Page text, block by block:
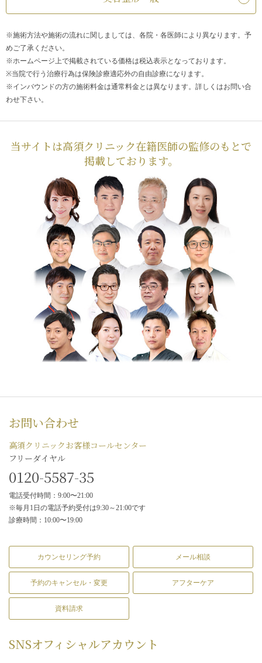
※施術方法や施術の流れに関しましては、各院・各医師により異なります。予
めご了承ください。
※ホームページ上で掲載されている価格は税込表示となっております。
※当院で行う治療行為は保険診療適応外の自由診療になります。
※インバウンドの方の施術料金は通常料金とは異なります。詳しくはお問い合
わせ下さい。
当サイトは高須クリニック在籍医師の監修のもとで
掲載しております。
お問い合わせ
高須クリニックお客様コールセンター
フリーダイヤル
0120-5587-35
電話受付時間：9:00〜21:00
※毎月1日の電話予約受付は9:30～21:00です
診療時間：10:00〜19:00
カウンセリング予約 メール相談
予約のキャンセル・変更 アフターケア
資料請求
SNSオフィシャルアカウント